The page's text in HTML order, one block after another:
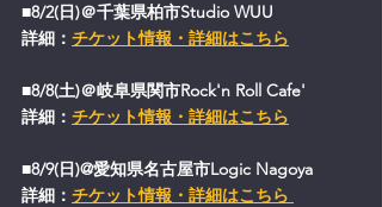
■8/2(日)＠千葉県柏市Studio WUU
詳細： チケット情報・詳細はこちら
■8/8(土)＠岐阜県関市Rock'n Roll Cafe'
詳細： チケット情報・詳細はこちら
■8/9(日)@愛知県名古屋市Logic Nagoya
詳細： チケット情報・詳細はこちら